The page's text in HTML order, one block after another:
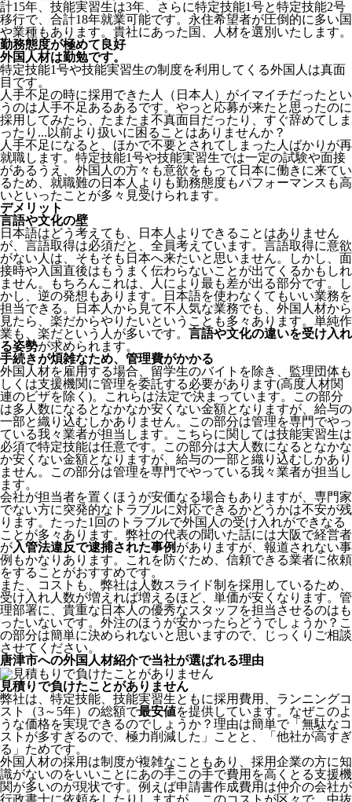
計15年、技能実習生は3年、さらに特定技能1号と特定技能2号
移行で、合計18年就業可能です。永住希望者が圧倒的に多い国
や業種もあります。貴社にあった国、人材を選別いたします。
勤務態度が極めて良好
外国人材は勤勉です。
特定技能1号や技能実習生の制度を利用してくる外国人は真面
目 です。
人手不足の時に採用できた人（日本人）がイマイチだったとい
うのは人手不足あるあるです。やっと応募が来たと思ったのに
採用してみたら、たまたま不真面目だったり、すぐ辞めてしま
ったり...以前より扱いに困ることはありませんか？
人手不足になると、ほかで不要とされてしまった人ばかりが再
就職します。特定技能1号や技能実習生では一定の試験や面接
があるうえ、外国人の方々も意欲をもって日本に働きに来てい
るため、就職難の日本人よりも勤務態度もパフォーマンスも高
いといったことが多々見受けられます。
デメリット
言語や文化の壁
日本語はどう考えても、日本人よりできることはありません
が、言語取得は必須だと、全員考えています。言語取得に意欲
がない人は、そもそも日本へ来たいと思いません。しかし、面
接時や入国直後はもうまく伝わらないことが出てくるかもしれ
ません。
もちろんこれは、人により最も差が出る部分です。し
かし、逆の発想もあります。日本語を使わなくてもいい業務を
担当できる。日本人から見て不人気な業務でも、外国人材から
見たら、楽だからやりたいということも多々あります。単純作
業も、楽だという人が多いです。 言語や文化の違いを受け入れ
る姿勢が求められます。
手続きが煩雑なため、管理費がかかる
外国人材を雇用する場合、留学生のバイトを除き、 監理団体も
しくは支援機関に管理を委託する必要があります(高度人材関
連のビザを除く)。これらは法定で決まっています。この部分
は多人数になるとなかなか安くない金額となりますが、給与の
一部と織り込むしかありません。この部分は管理を専門でやっ
ている我々業者が担当します。こちらに関しては技能実習生は
必須で特定技能は任意です。この部分は大人数になるとなかな
か安くない金額となりますが、給与の一部と織り込むしかあり
ません。この部分は管理を専門でやっている我々業者が担当し
ます。
会社が担当者を置くほうが安価なる場合もありますが、専門家
でない方に突発的なトラブルに対応できるかどうかは不安が残
ります。たった1回のトラブルで外国人の受け入れができなる
ことが多々あります。弊社の代表の聞いた話には大阪で経営者
が入管法違反で逮捕された事例 がありますが、報道されない事
例もかなりあります。これを防ぐため、信頼できる業者に依頼
をすることがおすすめです。
また、コストも、弊社は人数スライド制を採用しているため、
受け入れ人数が増えれば増えるほど、単価が安くなります。管
理部署に、貴重な日本人の優秀なスタッフを担当させるのはも
ったいないです。外注のほうが安かったらどうでしょうか？こ
の部分は簡単に決められないと思いますので、じっくりご相談
させてください。
唐津市への外国人材紹介で当社が選ばれる理由
見積りで負けたことがありません
弊社は、特定技能、技能実習生ともに採用費用、ランニングコ
スト（3～5年）の総額で最安値を提供しています。なぜこのよ
うな価格を実現できるのでしょうか？理由は簡単で「無駄なコ
ストが多すぎるので、極力削減した」ことと、
「他社が高すぎ
る」 ためです。
外国人材の採用は制度が複雑なこともあり、採用企業の方に知
識がないのをいいことにあの手この手で費用を高くとる支援機
関が多いのが現状です。例えば申請書作成費用は仲介の会社が